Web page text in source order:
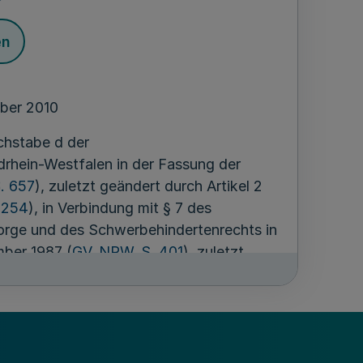
2010
d der
Westfalen in der Fassung der
657), zuletzt geändert durch Artikel 2
254), in Verbindung mit § 7 des
und des Schwerbehindertenrechts in
1987 (GV. NRW. S. 401), zuletzt